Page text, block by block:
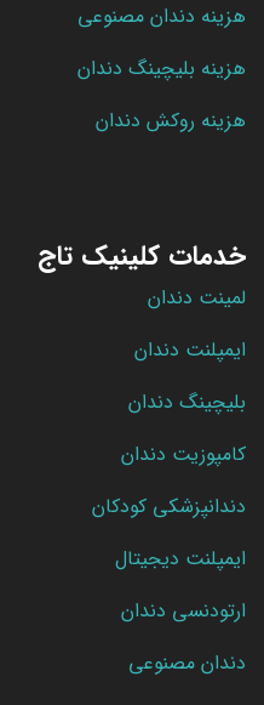
هزینه دندان مصنوعی
هزینه بلیچینگ دندان
هزینه روکش دندان
خدمات کلینیک تاج
لمینت دندان
ایمپلنت دندان
بلیچینگ دندان
کامپوزیت دندان
دندانپزشکی کودکان
ایمپلنت دیجیتال
ارتودنسی دندان
دندان مصنوعی